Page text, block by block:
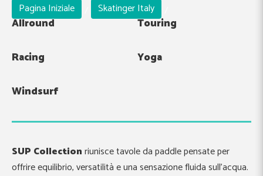
Pagina Iniziale Skatinger Italy
Allround Touring
Racing Yoga
Windsurf
SUP Collectionriunisce tavole da paddle pensate per
offrire equilibrio, versatilità e una sensazione fluida sull’acqua.